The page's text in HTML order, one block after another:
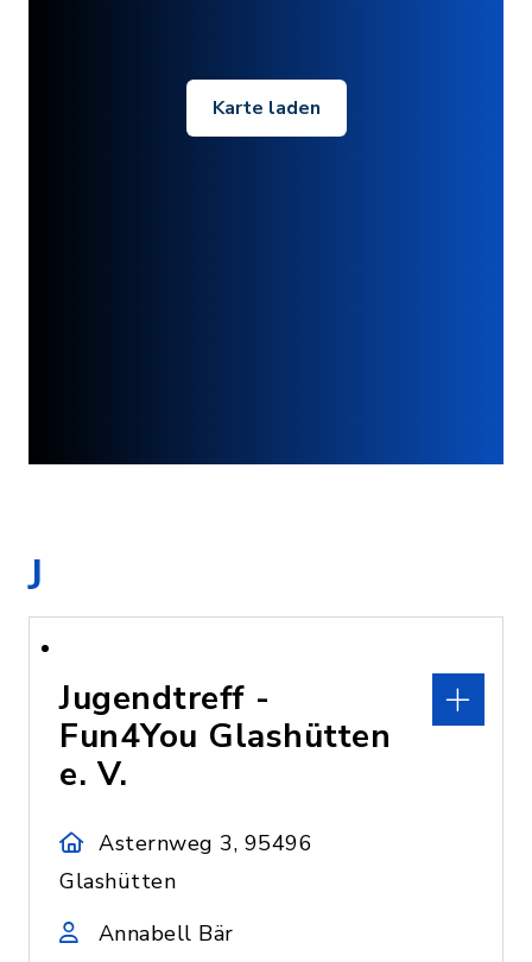
Karte laden
J
Jugendtreff -
Fun4You Glashütten
e. V.
Asternweg 3, 95496
Glashütten
Annabell Bär